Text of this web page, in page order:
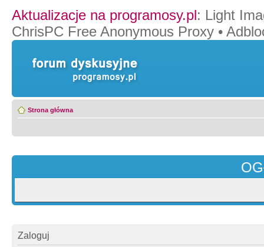
Aktualizacje na programosy.pl: Light
ChrisPC Free Anonymous Proxy •
Strona główna
Zaloguj